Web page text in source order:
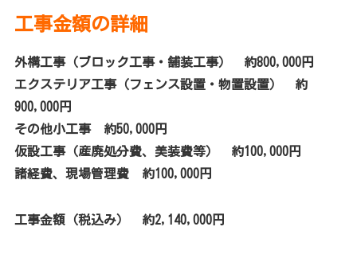
工事金額の詳細
外構工事（ブロック工事・舗装工事） 約800,000円
エクステリア工事（フェンス設置・物置設置） 約
900,000円
その他小工事 約50,000円
仮設工事（産廃処分費、美装費等） 約100,000円
諸経費、現場管理費 約100,000円
工事金額（税込み） 約2,140,000円